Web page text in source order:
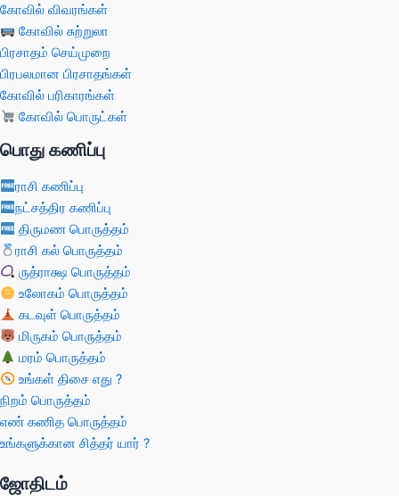
கோவில் விவரங்கள்
கோவில் சுற்றுலா
பிரசாதம் செய்முறை
பிரபலமான பிரசாதங்கள்
கோவில் பரிகாரங்கள்
கோவில் பொருட்கள்
பொது கணிப்பு
ராசி கணிப்பு
நட்சத்திர கணிப்பு
திருமண பொருத்தம்
ராசி கல் பொருத்தம்
ருத்ராக்ஷ பொருத்தம்
உலோகம் பொருத்தம்
கடவுள் பொருத்தம்
மிருகம் பொருத்தம்
மரம் பொருத்தம்
உங்கள் திசை எது ?
நிறம் பொருத்தம்
எண் கணித பொருத்தம்
உங்களுக்கான சித்தர் யார் ?
ஜோதிடம்